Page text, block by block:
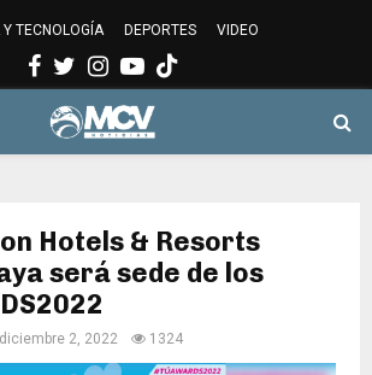
TECNOLOGÍA DEPORTES VIDEO
Facebook
Twitter
Instagram
Youtube
Hotels & Resorts
será sede de los
diciembre 2, 2022 1324